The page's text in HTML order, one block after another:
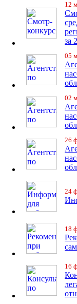
12
за
05
02
26
24
18
16